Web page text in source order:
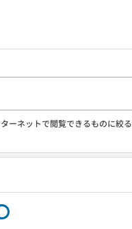
ーネットで閲覧できるものに絞る